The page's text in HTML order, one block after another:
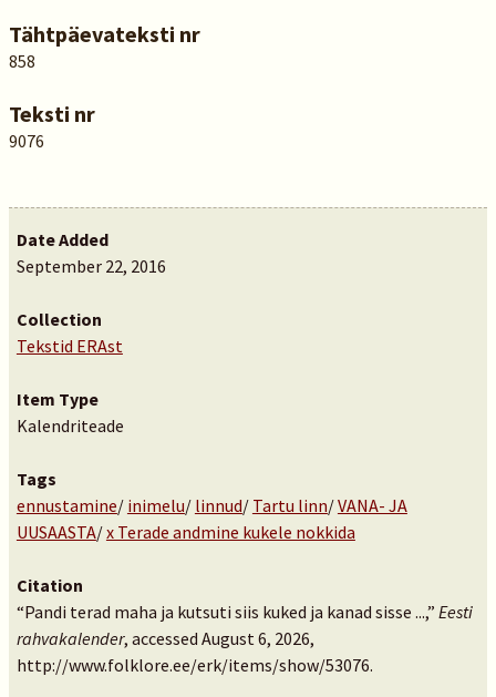
Tähtpäevateksti nr
858
Teksti nr
9076
Date Added
September 22, 2016
Collection
Tekstid ERAst
Item Type
Kalendriteade
Tags
ennustamine/ inimelu/ linnud/ Tartu linn/VANA- JA
UUSAASTA/x Terade andmine kukele nokkida
Citation
“Pandi terad maha ja kutsuti siis kuked ja kanad sisse ...,” Eesti
rahvakalender, accessed August 6, 2026,
http://www.folklore.ee/erk/items/show/53076.